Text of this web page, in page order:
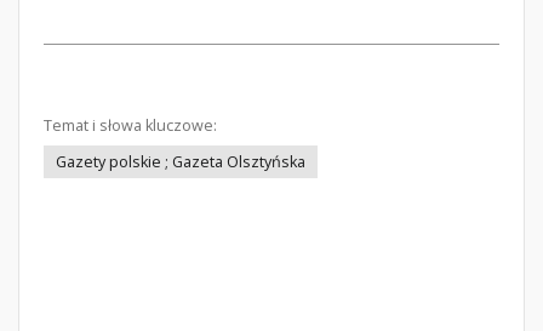
Temat i słowa kluczowe:
Gazety polskie ; Gazeta Olsztyńska